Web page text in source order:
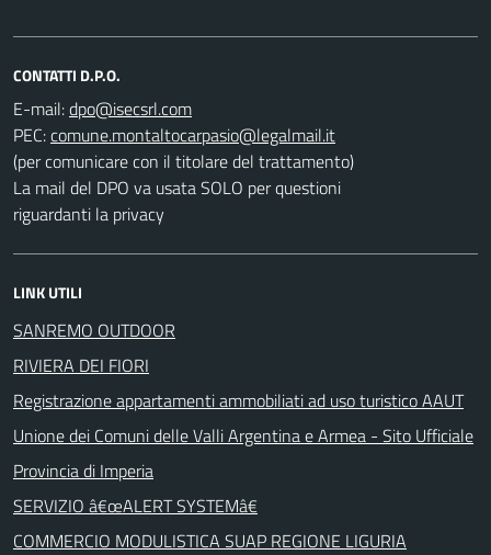
CONTATTI D.P.O.
E-mail:
PEC:
(per comunicare con il titolare del trattamento)
La mail del DPO va usata SOLO per questioni
riguardanti la privacy
LINK UTILI
SANREMO OUTDOOR
RIVIERA DEI FIORI
Registrazione appartamenti ammobiliati ad uso turistico AAUT
Unione dei Comuni delle Valli Argentina e Armea - Sito Ufficiale
Provincia di Imperia
SERVIZIO â€œALERT SYSTEMâ€
COMMERCIO MODULISTICA SUAP REGIONE LIGURIA